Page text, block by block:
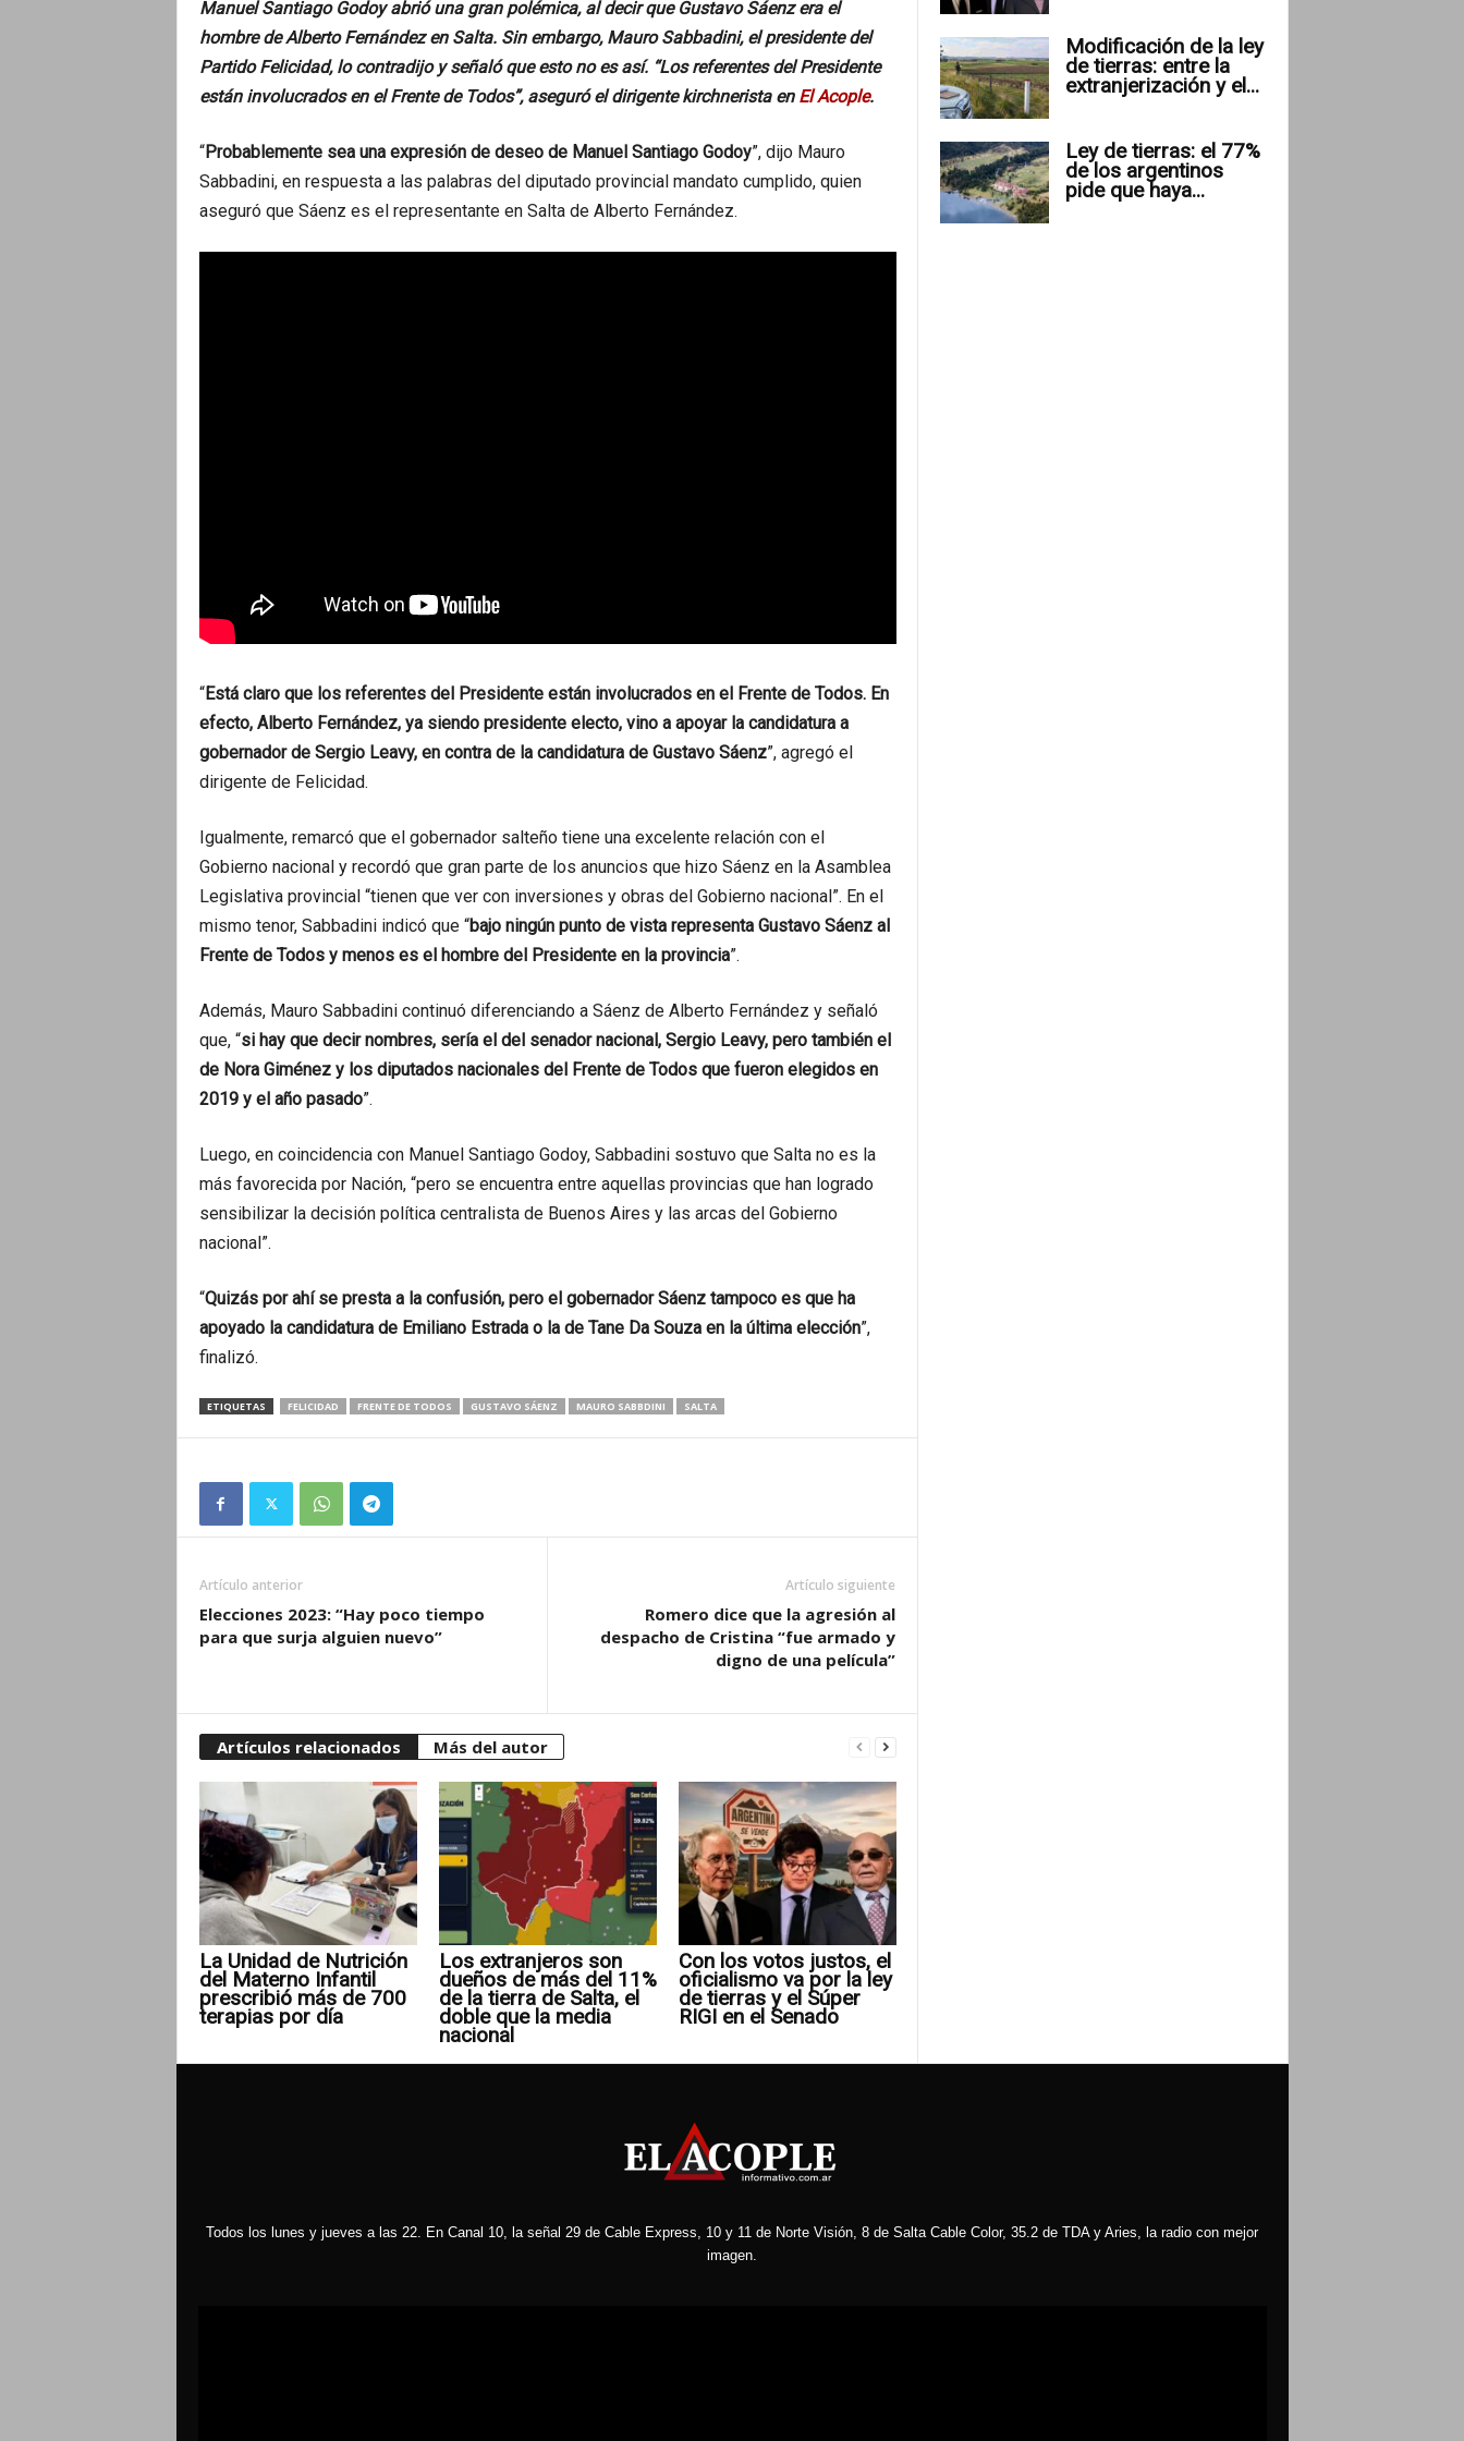
Manuel Santiago Godoy abrió una gran polémica, al decir que Gustavo Sáenz era el
hombre de Alberto Fernández en Salta. Sin embargo, Mauro Sabbadini, el presidente del
Partido Felicidad, lo contradijo y señaló que esto no es así. “Los referentes del Presidente
están involucrados en el Frente de Todos”, aseguró el dirigente kirchnerista en El Acople.
“Probablemente sea una expresión de deseo de Manuel Santiago Godoy”, dijo Mauro
Sabbadini, en respuesta a las palabras del diputado provincial mandato cumplido, quien
aseguró que Sáenz es el representante en Salta de Alberto Fernández.
“Está claro que los referentes del Presidente están involucrados en el Frente de Todos. En
efecto, Alberto Fernández, ya siendo presidente electo, vino a apoyar la candidatura a
gobernador de Sergio Leavy, en contra de la candidatura de Gustavo Sáenz”, agregó el
dirigente de Felicidad.
Igualmente, remarcó que el gobernador salteño tiene una excelente relación con el
Gobierno nacional y recordó que gran parte de los anuncios que hizo Sáenz en la Asamblea
Legislativa provincial “tienen que ver con inversiones y obras del Gobierno nacional”. En el
mismo tenor, Sabbadini indicó que “bajo ningún punto de vista representa Gustavo Sáenz al
Frente de Todos y menos es el hombre del Presidente en la provincia”.
Además, Mauro Sabbadini continuó diferenciando a Sáenz de Alberto Fernández y señaló
que, “si hay que decir nombres, sería el del senador nacional, Sergio Leavy, pero también el
de Nora Giménez y los diputados nacionales del Frente de Todos que fueron elegidos en
2019 y el año pasado”.
Luego, en coincidencia con Manuel Santiago Godoy, Sabbadini sostuvo que Salta no es la
más favorecida por Nación, “pero se encuentra entre aquellas provincias que han logrado
sensibilizar la decisión política centralista de Buenos Aires y las arcas del Gobierno
nacional”.
“Quizás por ahí se presta a la confusión, pero el gobernador Sáenz tampoco es que ha
apoyado la candidatura de Emiliano Estrada o la de Tane Da Souza en la última elección”,
finalizó.
ETIQUETAS FELICIDAD FRENTE DE TODOS GUSTAVO SÁENZ MAURO SABBDINI SALTA
Artículo anterior
Elecciones 2023: “Hay poco tiempo
para que surja alguien nuevo”
Artículo siguiente
Romero dice que la agresión al
despacho de Cristina “fue armado y
digno de una película”
Artículos relacionados Más del autor
La Unidad de Nutrición
del Materno Infantil
prescribió más de 700
terapias por día
Los extranjeros son
dueños de más del 11%
de la tierra de Salta, el
doble que la media
nacional
Con los votos justos, el
oficialismo va por la ley
de tierras y el Súper
RIGI en el Senado
Modificación de la ley
de tierras: entre la
extranjerización y el...
Ley de tierras: el 77%
de los argentinos
pide que haya...
Todos los lunes y jueves a las 22. En Canal 10, la señal 29 de Cable Express, 10 y 11 de Norte Visión, 8 de Salta Cable Color, 35.2 de TDA y Aries, la radio con mejor
imagen.